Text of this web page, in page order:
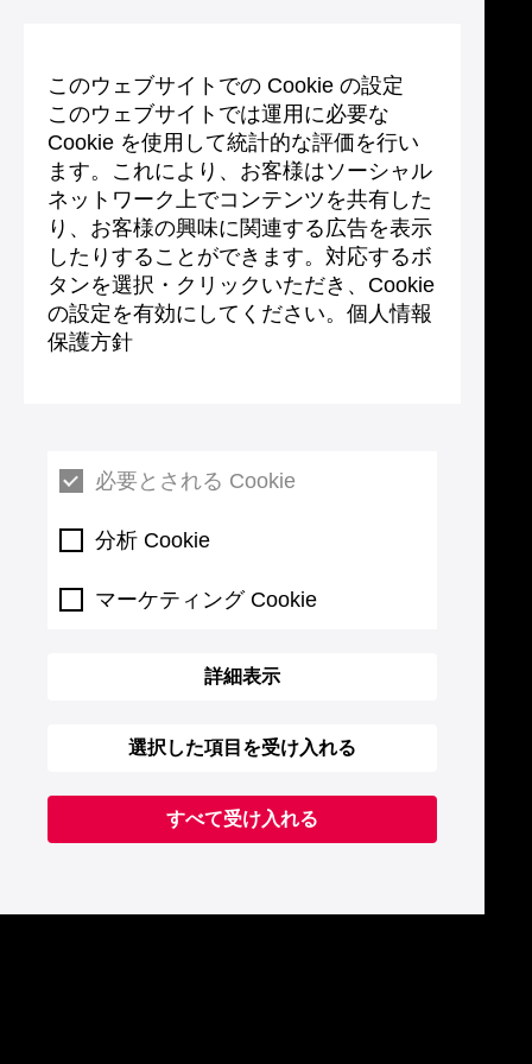
このウェブサイトでの Cookie の設定
このウェブサイトでは運用に必要な
Cookie を使用して統計的な評価を行い
ます。これにより、お客様はソーシャル
ネットワーク上でコンテンツを共有した
り、お客様の興味に関連する広告を表示
したりすることができます。対応するボ
タンを選択・クリックいただき、Cookie
の設定を有効にしてください。個人情報
保護方針
必要とされる Cookie
分析 Cookie
マーケティング Cookie
詳細表示
選択した項目を受け入れる
すべて受け入れる